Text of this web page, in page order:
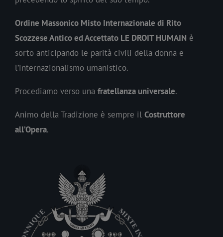
Ordine Massonico Misto Internazionale di Rito
Scozzese Antico ed Accettato LE DROIT HUMAIN è
sorto anticipando le parità civili della donna e
l’internazionalismo umanistico.
Procediamo verso una fratellanza universale.
Animo della Tradizione è sempre il Costruttore
all’Opera.